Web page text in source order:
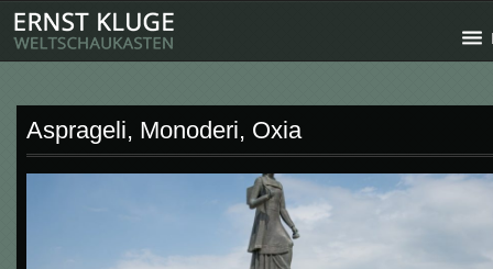
Asprageli, Monoderi, Oxia